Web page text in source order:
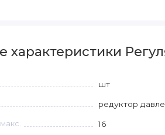
характеристики
шт
редуктор
16